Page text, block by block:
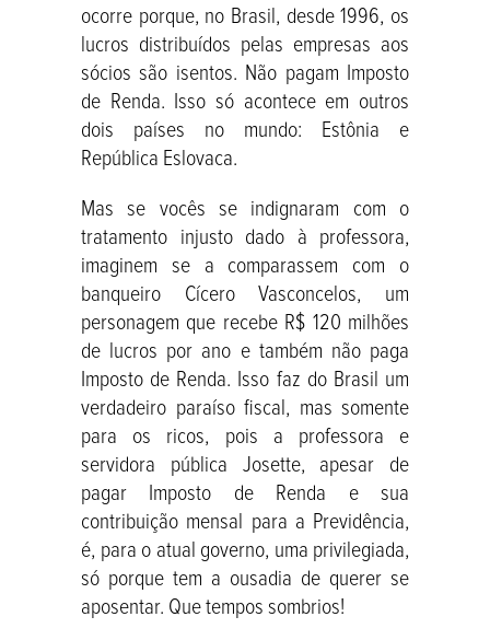
ocorre porque, no Brasil, desde 1996, os
lucros distribuídos pelas empresas aos
sócios são isentos. Não pagam Imposto
de Renda. Isso só acontece em outros
dois países no mundo: Estônia e
República Eslovaca.
Mas se vocês se indignaram com o
tratamento injusto dado à professora,
imaginem se a comparassem com o
banqueiro Cícero Vasconcelos, um
personagem que recebe R$ 120 milhões
de lucros por ano e também não paga
Imposto de Renda. Isso faz do Brasil um
verdadeiro paraíso fiscal, mas somente
para os ricos, pois a professora e
servidora pública Josette, apesar de
pagar Imposto de Renda e sua
contribuição mensal para a Previdência,
é, para o atual governo, uma privilegiada,
só porque tem a ousadia de querer se
aposentar. Que tempos sombrios!